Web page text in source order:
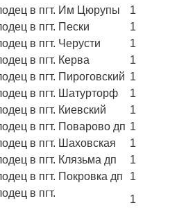
в пгт. Им Цюрупы
1
в пгт. Пески
1
в пгт. Черусти
1
в пгт. Керва
1
в пгт. Пироговский 1
в пгт. Шатурторф
1
в пгт. Киевский
1
в пгт. Поварово дп 1
в пгт. Шаховская
1
в пгт. Клязьма дп
1
в пгт. Покровка дп
1
в пгт.
1